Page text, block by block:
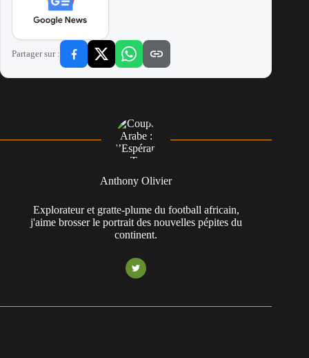
Partager sur :
Anthony Olivier
Explorateur et gratte-plume du football africain,
j'aime brosser le portrait des nouvelles pépites du
continent.